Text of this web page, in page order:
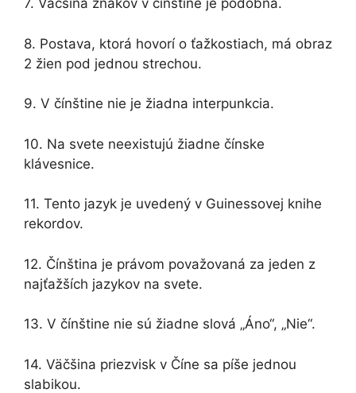
7. Väčšina znakov v čínštine je podobná.
8. Postava, ktorá hovorí o ťažkostiach, má obraz
2 žien pod jednou strechou.
9. V čínštine nie je žiadna interpunkcia.
10. Na svete neexistujú žiadne čínske
klávesnice.
11. Tento jazyk je uvedený v Guinessovej knihe
rekordov.
12. Čínština je právom považovaná za jeden z
najťažších jazykov na svete.
13. V čínštine nie sú žiadne slová „Áno“, „Nie“.
14. Väčšina priezvisk v Číne sa píše jednou
slabikou.